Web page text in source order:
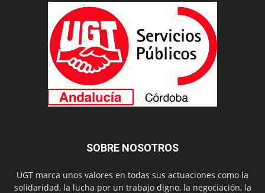
SOBRE NOSOTROS
UGT marca unos valores en todas sus actuaciones como la
solidaridad, la lucha por un trabajo digno, la negociación, la